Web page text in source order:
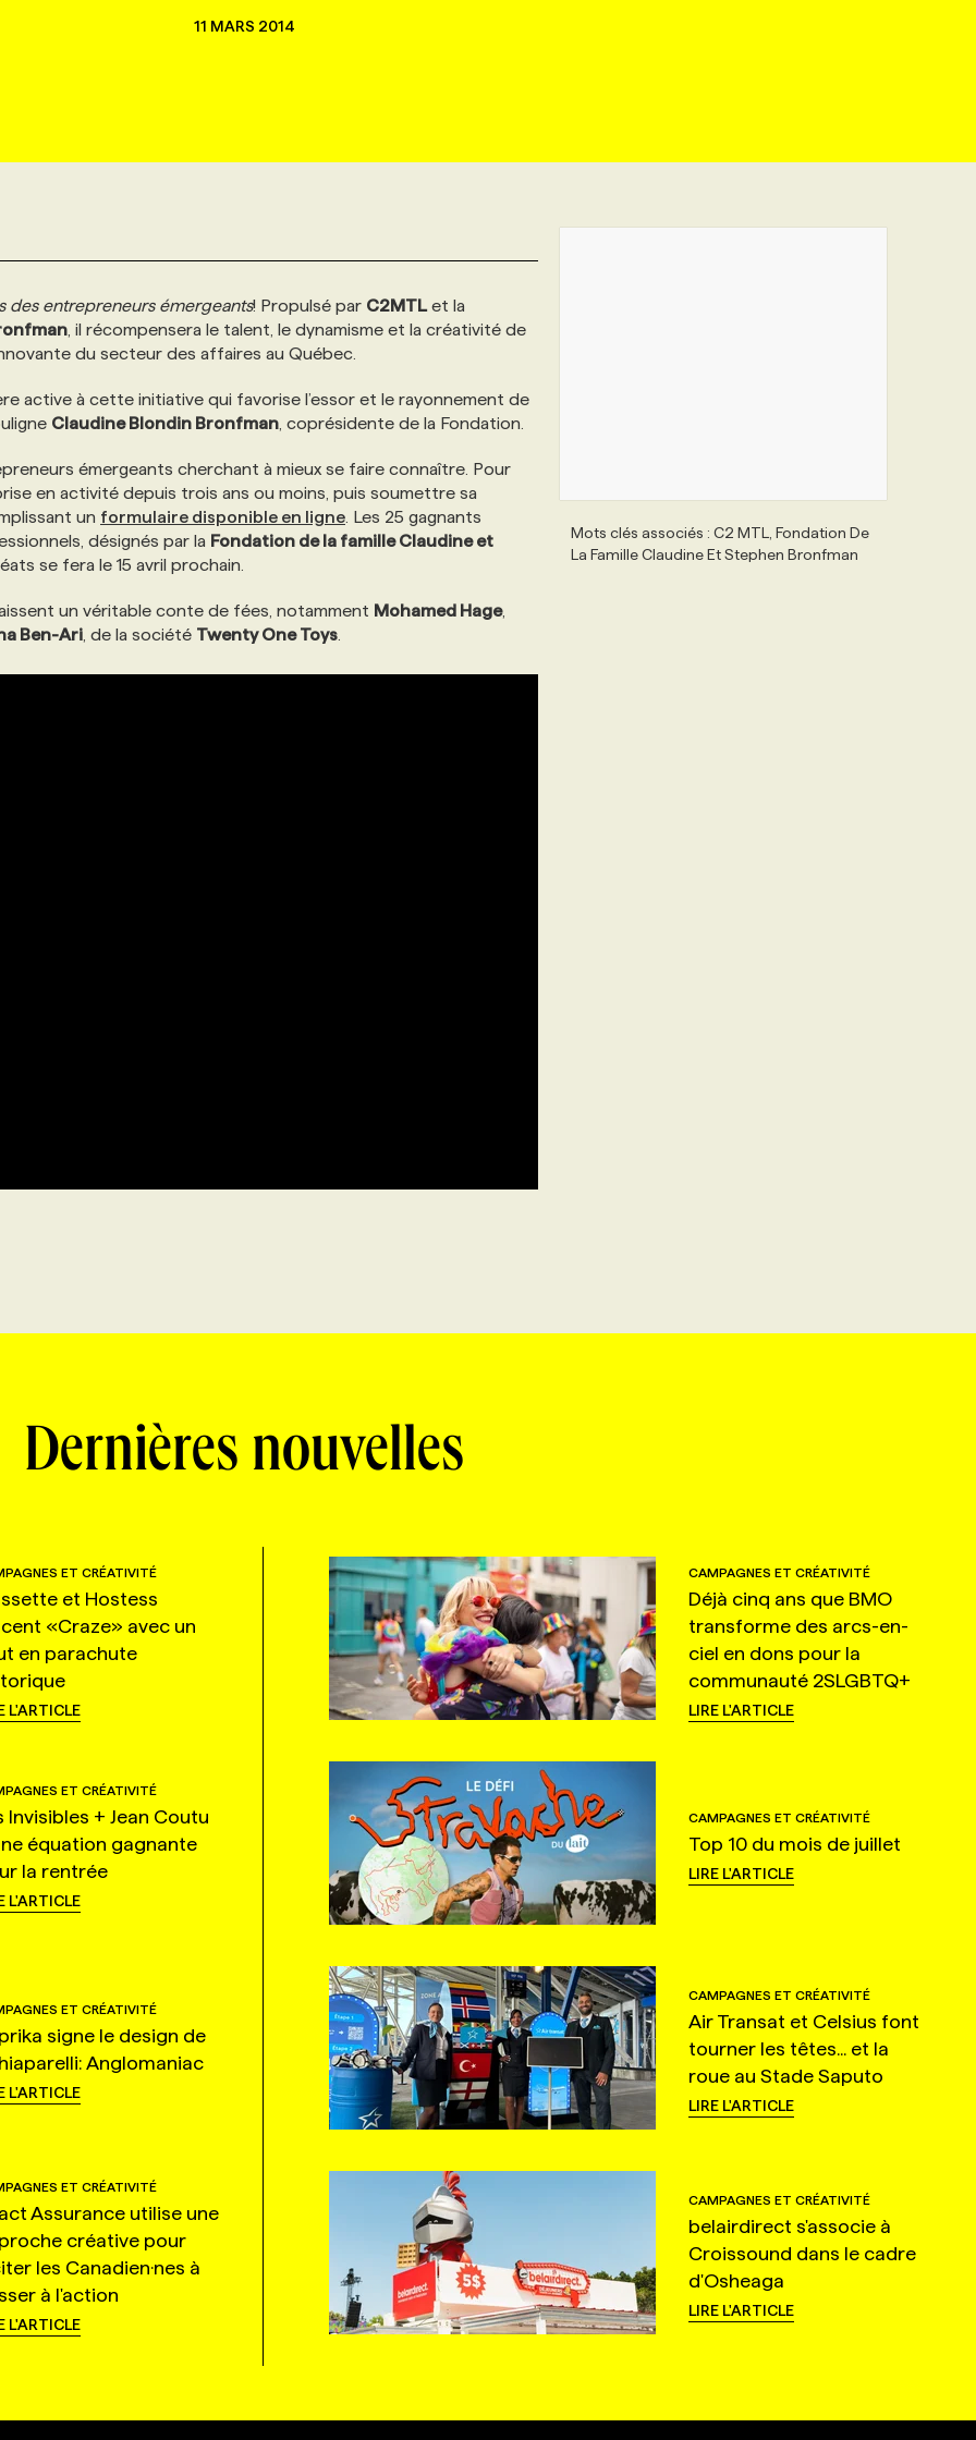
11 MARS 2014
des entrepreneurs émergeants! Propulsé par C2MTLet la
, il récompensera le talent, le dynamisme et la créativité de
du secteur des affaires au Québec.
active à cette initiative qui favorise l’essor et le rayonnement de
Claudine Blondin Bronfman , coprésidente de la Fondation.
émergeants cherchant à mieux se faire connaître. Pour
en activité depuis trois ans ou moins, puis soumettre sa
un formulaire disponible en ligne . Les 25 gagnants
désignés par la Fondation de la famille Claudine et
se fera le 15 avril prochain.
un véritable conte de fées, notamment Mohamed Hage,
Ben-Ari , de la société Twenty One Toys
Mots clés associés : C2 MTL, Fondation De
La Famille Claudine Et Stephen Bronfman
Dernières nouvelles
ET CRÉATIVITÉ
et Hostess
«Craze» avec un
en parachute
L'ARTICLE
CAMPAGNES ET CRÉATIVITÉ
Déjà cinq ans que BMO
transforme des arcs-en-
ciel en dons pour la
communauté 2SLGBTQ+
LIRE L'ARTICLE
ET CRÉATIVITÉ
Invisibles + Jean Coutu
équation gagnante
la rentrée
L'ARTICLE
CAMPAGNES ET CRÉATIVITÉ
Top 10 du mois de juillet
LIRE L'ARTICLE
ET CRÉATIVITÉ
signe le design de
Anglomaniac
L'ARTICLE
CAMPAGNES ET CRÉATIVITÉ
Air Transat et Celsius font
tourner les têtes... et la
roue au Stade Saputo
LIRE L'ARTICLE
ET CRÉATIVITÉ
Assurance utilise une
créative pour
les Canadien·nes à
à l'action
L'ARTICLE
CAMPAGNES ET CRÉATIVITÉ
belairdirect s'associe à
Croissound dans le cadre
d'Osheaga
LIRE L'ARTICLE